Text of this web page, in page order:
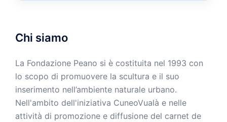
Chi siamo
La Fondazione Peano si è costituita nel 1993 con
lo scopo di promuovere la scultura e il suo
inserimento nell’ambiente naturale urbano.
Nell'ambito dell'iniziativa CuneoVualà e nelle
attività di promozione e diffusione del carnet de